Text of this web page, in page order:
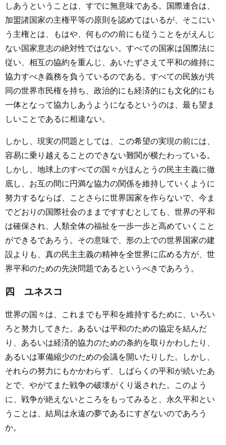
しあうということは、すでに無意味である。国際連合は、
加盟諸国家の主権平等の原則を認めてはいるが、そこにい
う主権とは、もはや、何ものの前にも従うことをがえんじ
ない国家意志の絶対性ではない。すべての国家は国際法に
従い、相互の協約を重んじ、あいたずさえて平和の維持に
協力すべき義務を負うているのである。すべての民族が共
同の世界市民権を持ち、政治的にも経済的にも文化的にも
一体となって協力しあうようになるというのは、最も望ま
しいことであるに相違ない。
しかし、現実の問題としては、この希望の実現の前には、
容易に乗り越えることのできない難関が横たわっている。
しかし、地球上のすべての国々がほんとうの民主主義に徹
底し、お互の間に円満な協力の関係を維持していくように
努力するならば、ことさらに世界国家を作らないで、今ま
でどおりの国際社会のままですすむとしても、世界の平和
は確保され、人類全体の福祉を一歩一歩と高めていくこと
ができるであろう。その意味で、形の上での世界国家の建
設よりも、真の民主主義の精神を全世界に広める方が、世
界平和のための先決問題であるというべきであろう。
四 ユネスコ
世界の国々は、これまでも平和を維持するために、いろい
ろと努力してきた。あるいは平和のための協定を結んだ
り、あるいは経済的協力のための条約を取りかわしたり、
あるいは軍備縮少のための会議を開いたりした。しかし、
それらの努力にもかかわらず、しばらくの平和が続いたあ
とで、やがてまた戦争の破壊がくり返された。このよう
に、戦争が絶えないところをもってみると、永久平和とい
うことは、結局は永遠の夢であるにすぎないのであろう
か。